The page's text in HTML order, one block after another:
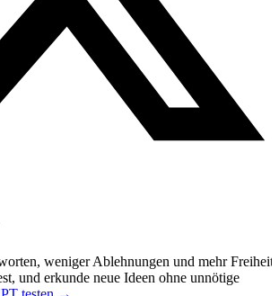
weniger Ablehnungen und mehr Freiheit.
und erkunde neue Ideen ohne unnötige